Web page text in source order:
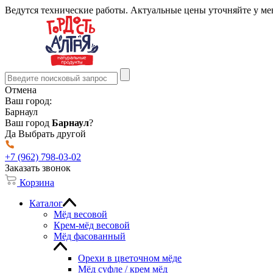
Ведутся технические работы. Актуальные цены уточняйте у
Отмена
Ваш город:
Барнаул
Ваш город Барнаул?
Да Выбрать другой
+7 (962) 798-03-02
Заказать звонок
Корзина
Каталог
Мёд весовой
Крем-мёд весовой
Мёд фасованный
Орехи в цветочном мёде
Мёд суфле / крем мёд